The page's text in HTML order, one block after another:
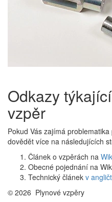
Odkazy
vzpěr
Pokud Vás zajímá
dovědět více na následujících
Článek o vzpěrách na
Obecné pojednání na
Technický článek v
© 2026 Plynové vzpěry